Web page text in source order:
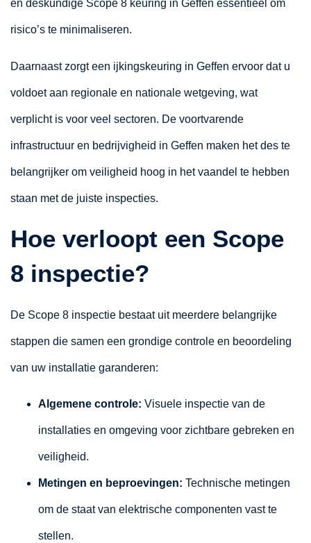
en deskundige Scope 8 keuring in Geffen essentieel om
risico’s te minimaliseren.
Daarnaast zorgt een ijkingskeuring in Geffen ervoor dat u
voldoet aan regionale en nationale wetgeving, wat
verplicht is voor veel sectoren. De voortvarende
infrastructuur en bedrijvigheid in Geffen maken het des te
belangrijker om veiligheid hoog in het vaandel te hebben
staan met de juiste inspecties.
Hoe verloopt een Scope
8 inspectie?
De Scope 8 inspectie bestaat uit meerdere belangrijke
stappen die samen een grondige controle en beoordeling
van uw installatie garanderen:
Algemene controle: Visuele inspectie van de
installaties en omgeving voor zichtbare gebreken en
veiligheid.
Metingen en beproevingen: Technische metingen
om de staat van elektrische componenten vast te
stellen.